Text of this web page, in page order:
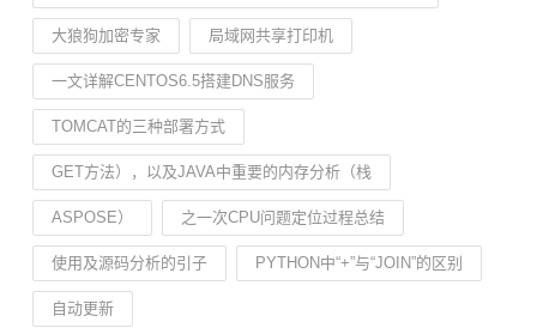
大狼狗加密专家 局域网共享打印机
一文详解CENTOS6.5搭建DNS服务
TOMCAT的三种部署方式
GET方法），以及JAVA中重要的内存分析（栈
ASPOSE） 之一次CPU问题定位过程总结
使用及源码分析的引子 PYTHON中“+”与“JOIN”的区别
自动更新